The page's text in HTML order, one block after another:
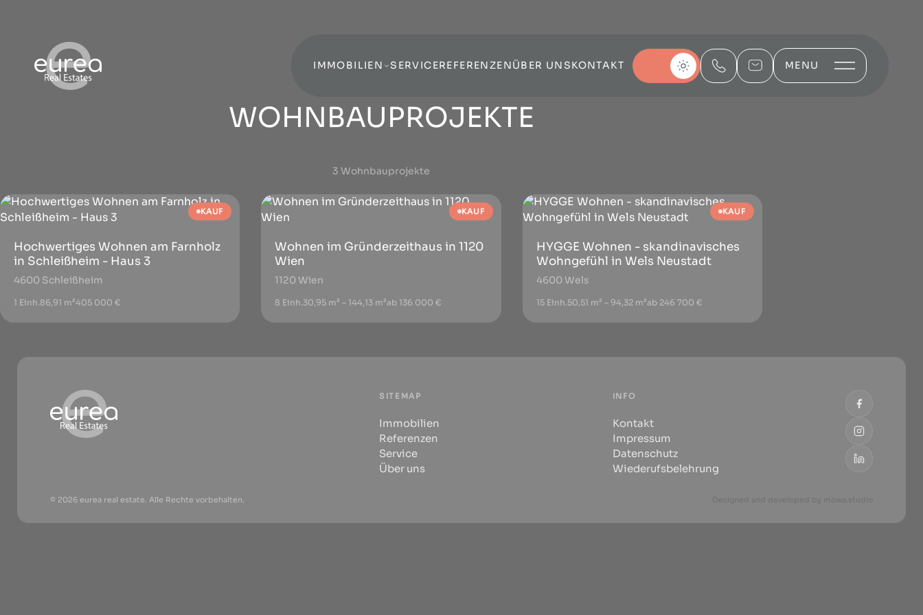
IMMOBILIEN SERVICEREFERENZENÜBER UNSKONTAKT MENU
WOHNBAUPROJEKTE
3 Wohnbauprojekte
KAUF
Hochwertiges Wohnen am Farnholz
in Schleißheim - Haus 3
4600 Schleißheim
1 Einh.86,91 m²405 000 €
KAUF
Wohnen im Gründerzeithaus in 1120
Wien
1120 Wien
8 Einh.30,95 m² – 144,13 m²ab 136 000 €
KAUF
HYGGE Wohnen - skandinavisches
Wohngefühl in Wels Neustadt
4600 Wels
15 Einh.50,51 m² – 94,32 m²ab 246 700 €
SITEMAP
Immobilien
Referenzen
Service
Über uns
INFO
Kontakt
Impressum
Datenschutz
Wiederufsbelehrung
© 2026 eurea real estate. Alle Rechte vorbehalten.